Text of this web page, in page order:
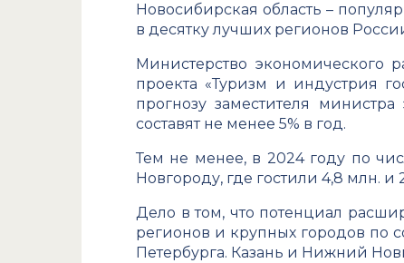
Новосибирская область –
в десятку лучших регионов
Министерство экономического
проекта «Туризм и индустрия
прогнозу заместителя
составят не менее 5% в год.
Тем не менее, в 2024 году по
Новгороду, где гостили 4,8 млн. и
Дело в том, что потенциал
регионов и крупных городов по
Петербурга. Казань и Нижний